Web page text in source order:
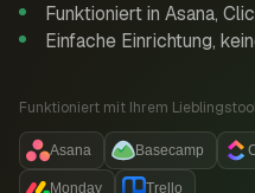
Funktioniert in Asana,
Einfache Einrichtung,
Funktioniert mit Ihrem
Asana Basecamp
Monday Trello